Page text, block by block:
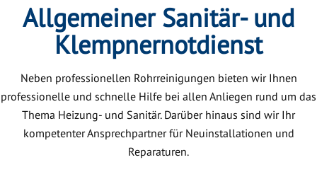
Allgemeiner Sanitär- und
Klempnernotdienst
Neben professionellen Rohrreinigungen bieten wir Ihnen
professionelle und schnelle Hilfe bei allen Anliegen rund um das
Thema Heizung- und Sanitär. Darüber hinaus sind wir Ihr
kompetenter Ansprechpartner für Neuinstallationen und
Reparaturen.